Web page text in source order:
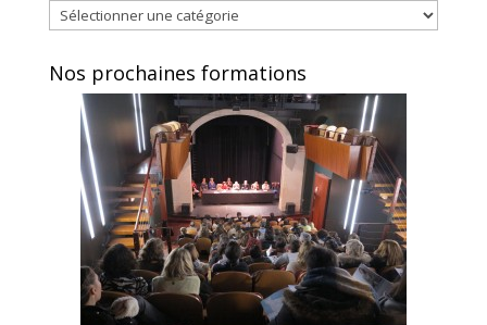
Catégories
Nos prochaines formations